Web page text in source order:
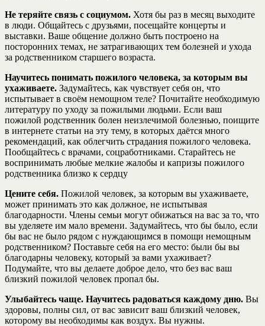
Не теряйте связь с социумом. Хотя бы раз в месяц выходите
в люди. Общайтесь с друзьями, посещайте концерты и
выставки. Ваше общение должно быть построено на
посторонних темах, не затрагивающих тем болезней и ухода
за родственником старшего возраста.
Научитесь понимать пожилого человека, за которым вы
ухаживаете. Задумайтесь, как чувствует себя он, что
испытывает в своём немощном теле? Почитайте необходимую
литературу по уходу за пожилыми людьми. Если ваш
пожилой родственник болен неизлечимой болезнью, поищите
в интернете статьи на эту тему, в которых даётся много
рекомендаций, как облегчить страдания пожилого человека.
Пообщайтесь с врачами, соцработниками. Старайтесь не
воспринимать любые мелкие жалобы и капризы пожилого
родственника близко к сердцу
Цените себя. Пожилой человек, за которым вы ухаживаете,
может принимать это как должное, не испытывая
благодарности. Члены семьи могут обижаться на вас за то, что
вы уделяете им мало времени. Задумайтесь, что бы было, если
бы вас не было рядом с нуждающимся в помощи немощным
родственником? Поставьте себя на его место: были бы вы
благодарны человеку, который за вами ухаживает?
Подумайте, что вы делаете доброе дело, что без вас ваш
близкий пожилой человек пропал бы.
Улыбайтесь чаще. Научитесь радоваться каждому дню. Вы
здоровы, полны сил, от вас зависит ваш близкий человек,
которому вы необходимы как воздух. Вы нужны.